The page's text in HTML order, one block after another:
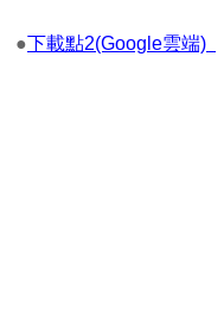
●下載點2(Google雲端)